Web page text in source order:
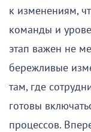
к изменениям,
команды и
этап важен не
бережливые
там, где
готовы
процессов.